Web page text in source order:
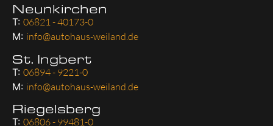
Neunkirchen
T: 06821 - 40173-0
M: info@autohaus-weiland.de
St. Ingbert
T: 06894 - 9221-0
M: info@autohaus-weiland.de
Riegelsberg
T: 06806 - 99481-0